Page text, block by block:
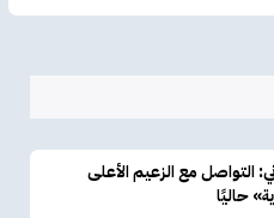
التواصل مع الزعيم الأعلى
حاليًا